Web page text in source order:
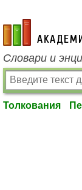
academic.ru
Словари и
Толкования